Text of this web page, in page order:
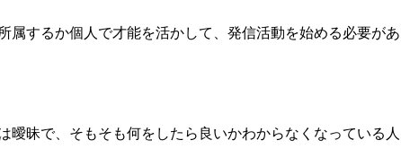
属するか個人で才能を活かして、発信活動を始める必要があ
曖昧で、そもそも何をしたら良いかわからなくなっている人